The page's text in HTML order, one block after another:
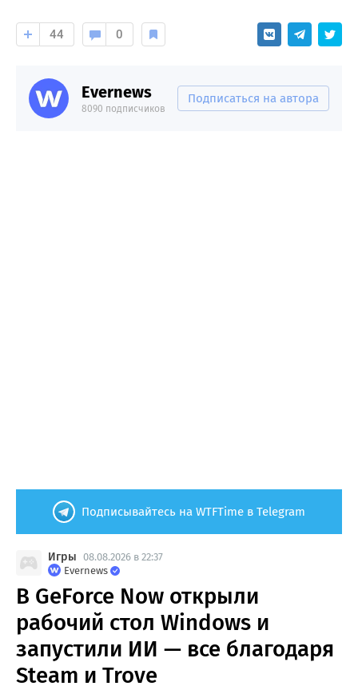
44 0
Evernews
8090 подписчиков
Подписаться на автора
Подписывайтесь на WTFTime в Telegram
Игры 08.08.2026 в 22:37
Evernews
В GeForce Now открыли
рабочий стол Windows и
запустили ИИ — все благодаря
Steam и Trove